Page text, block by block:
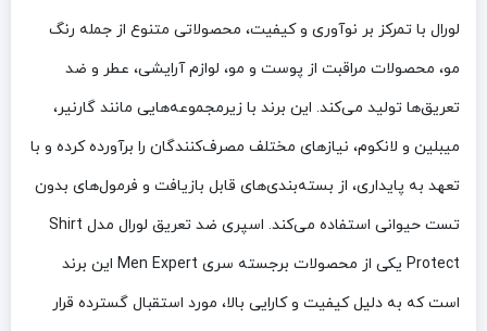
لورال با تمرکز بر نوآوری و کیفیت، محصولاتی متنوع از جمله رنگ
مو، محصولات مراقبت از پوست و مو، لوازم آرایشی، عطر و ضد
تعریق‌ها تولید می‌کند. این برند با زیرمجموعه‌هایی مانند گارنیر،
میبلین و لانکوم، نیازهای مختلف مصرف‌کنندگان را برآورده کرده و با
تعهد به پایداری، از بسته‌بندی‌های قابل بازیافت و فرمول‌های بدون
تست حیوانی استفاده می‌کند. اسپری ضد تعریق لورال مدل Shirt
Protect یکی از محصولات برجسته سری Men Expert این برند
است که به دلیل کیفیت و کارایی بالا، مورد استقبال گسترده قرار